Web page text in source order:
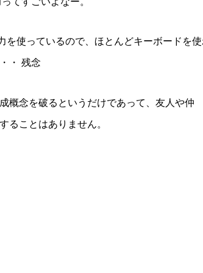
を使っているので、ほとんどキーボードを
・ 残念
概念を破るというだけであって、友人や仲
ることはありません。